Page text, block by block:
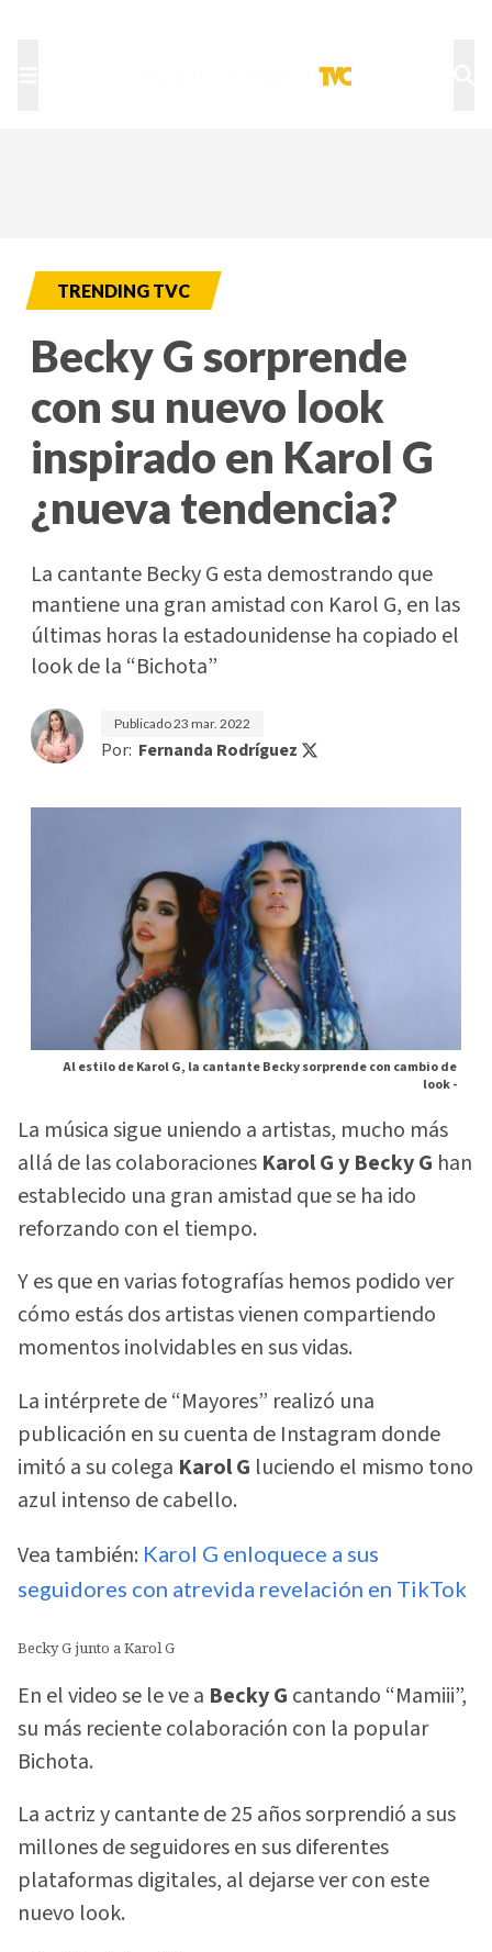
TRENDING TVC
Becky G sorprende
con su nuevo look
inspirado en Karol G
¿nueva tendencia?
La cantante Becky G esta demostrando que
mantiene una gran amistad con Karol G, en las
últimas horas la estadounidense ha copiado el
look de la “Bichota”
Publicado23 mar. 2022
Por: Fernanda Rodríguez
Al estilo de Karol G, la cantante Becky sorprende con cambio de
look -
La música sigue uniendo a artistas, mucho más
allá de las colaboraciones Karol G y Becky G han
establecido una gran amistad que se ha ido
reforzando con el tiempo.
Y es que en varias fotografías hemos podido ver
cómo estás dos artistas vienen compartiendo
momentos inolvidables en sus vidas.
La intérprete de “Mayores” realizó una
publicación en su cuenta de Instagram donde
imitó a su colega Karol G luciendo el mismo tono
azul intenso de cabello.
Vea también: Karol G enloquece a sus
seguidores con atrevida revelación en TikTok
Becky G junto a Karol G
En el video se le ve a Becky G cantando “Mamiii”,
su más reciente colaboración con la popular
Bichota.
La actriz y cantante de 25 años sorprendió a sus
millones de seguidores en sus diferentes
plataformas digitales, al dejarse ver con este
nuevo look.